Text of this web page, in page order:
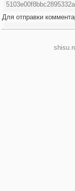
Для отправки